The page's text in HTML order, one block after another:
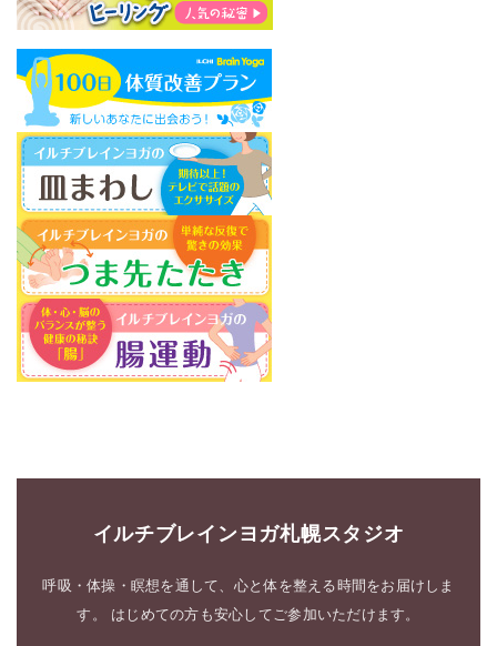
イルチブレインヨガ札幌スタジオ
呼吸・体操・瞑想を通して、心と体を整える時間をお届けしま
す。 はじめての方も安心してご参加いただけます。